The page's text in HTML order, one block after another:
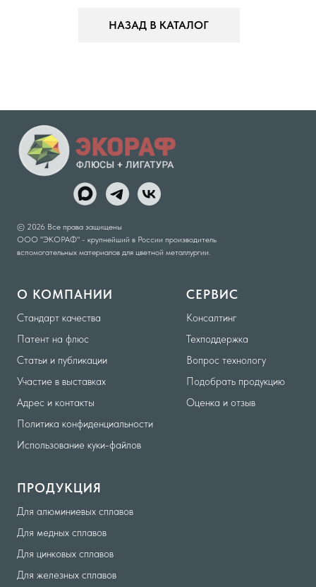
НАЗАД В КАТАЛОГ
О КОМПАНИИ
Стандарт качества
Патент на флюс
Статьи и публикации
Участие в выставках
Адрес и контакты
Политика конфиденциальности
Использование куки-файлов
СЕРВИС
Консалтинг
Техподдержка
Вопрос технологу
Подобрать продукцию
Оценка и отзыв
ПРОДУКЦИЯ
Для алюминиевых сплавов
Для медных сплавов
Для цинковых сплавов
Для железных сплавов
© 2026 Все права защищены
ООО "ЭКОРАФ" - крупнейший в России производитель
вспомогательных материалов для цветной металлургии.